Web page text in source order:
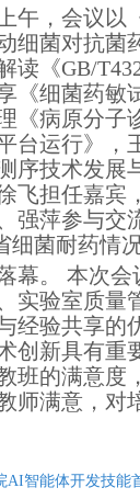
午，会议
细菌对抗菌
读《GB/
《细菌药敏
《病原分子
台运行》，
序技术发展
飞担任嘉宾
强萍参与交
细菌耐药情
幕。
本次会
实验室质量
经验共享的
创新具有重
班的满意度
师满意，对
AI智能体开发技能